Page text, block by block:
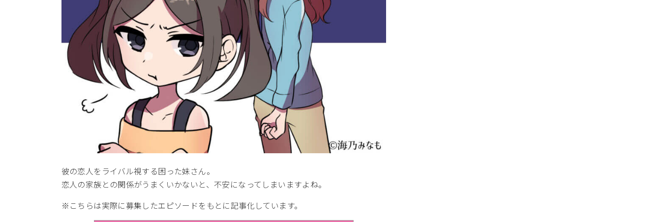
彼の恋人をライバル視する困った妹さん。
恋人の家族との関係がうまくいかないと、不安になってしまいますよね。
※こちらは実際に募集したエピソードをもとに記事化しています。